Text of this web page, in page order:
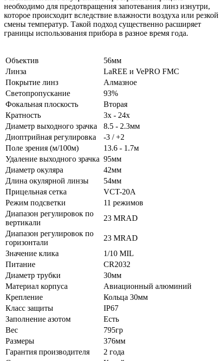
необходимо для предотвращения запотевания линз изнутри,
которое происходит вследствие влажности воздуха или резкой
смены температур. Такой подход существенно расширяет
границы использования прибора в разное время года.
Объектив
56мм
Линза
LaREE и VePRO FMC
Покрытие линз
Алмазное
Светопропускание
93%
Фокальная плоскость
Вторая
Кратность
3x - 24x
Диаметр выходного зрачка
8.5 - 2.3мм
Диоптрийная регулировка
-3 / +2
Поле зрения (м/100м)
13.6 - 1.7м
Удаление выходного зрачка 95мм
Диаметр окуляра
42мм
Длина окулярной линзы
54мм
Прицельная сетка
VCT-20A
Режим подсветки
11 режимов
Диапазон регулировок по
вертикали
23 MRAD
Диапазон регулировок по
горизонтали
23 MRAD
Значение клика
1/10 MIL
Питание
CR2032
Диаметр трубки
30мм
Материал корпуса
Авиационный алюминий
Крепление
Кольца 30мм
Класс защиты
IP67
Заполнение азотом
Есть
Вес
795гр
Размеры
376мм
Гарантия производителя
2 года